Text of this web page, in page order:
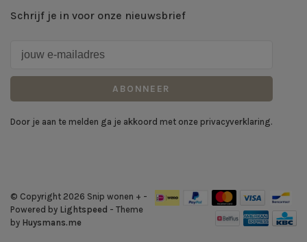
Schrijf je in voor onze nieuwsbrief
ABONNEER
Door je aan te melden ga je akkoord met onze privacyverklaring.
© Copyright 2026 Snip wonen + -
Powered by Lightspeed - Theme
by Huysmans.me